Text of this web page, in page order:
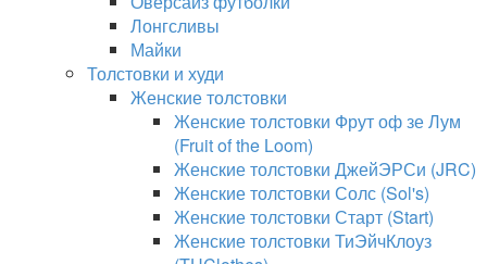
Лонгсливы
Майки
Толстовки и худи
Женские толстовки
Женские толстовки Фрут оф зе Лум
(Fruit of the Loom)
Женские толстовки ДжейЭРСи (JRC)
Женские толстовки Солс (Sol's)
Женские толстовки Старт (Start)
Женские толстовки ТиЭйчКлоуз